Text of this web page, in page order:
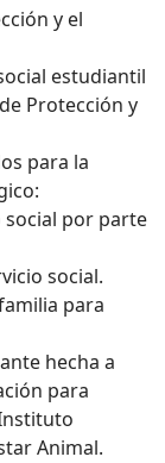
y el
estudiantil
Protección y
para la
social por parte
social.
para
hecha a
para
Animal.